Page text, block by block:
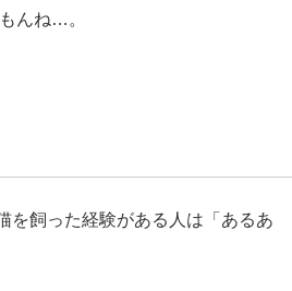
んね…。
を飼った経験がある人は「あるあ